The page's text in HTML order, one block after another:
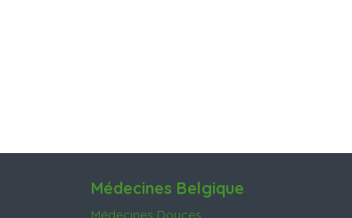
Médecines Belgique
Médecines Douces